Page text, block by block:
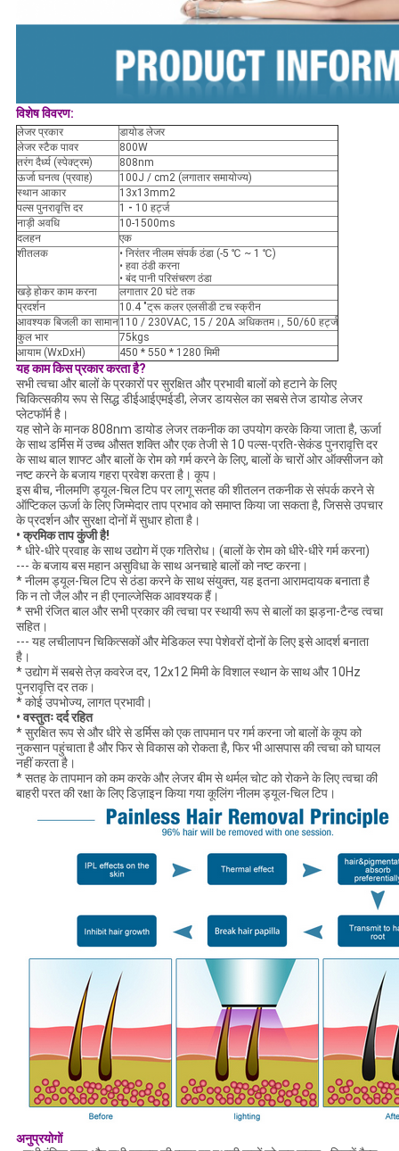
विशेष विवरण:
लेजर प्रकार
डायोड लेजर
लेजर स्टैक पावर
800W
तरंग दैर्ध्य (स्पेक्ट्रम)
808nm
ऊर्जा घनत्व (प्रवाह)
100J / cm2 (लगातार समायोज्य)
स्थान आकार
13x13mm2
पल्स पुनरावृत्ति दर
1 - 10 हर्ट्ज
नाड़ी अवधि
10-1500ms
दलहन
एक
शीतलक
• निरंतर नीलम संपर्क ठंडा (-5 ℃ ~ 1 ℃)
• हवा ठंडी करना
• बंद पानी परिसंचरण ठंडा
खड़े होकर काम करना
लगातार 20 घंटे तक
प्रदर्शन
10.4 "ट्रू कलर एलसीडी टच स्क्रीन
आवश्यक बिजली का सामान110 / 230VAC, 15 / 20A अधिकतम।, 50/60 हर्ट्ज
कुल भार
75kgs
आयाम (WxDxH)
450 * 550 * 1280 मिमी
यह काम किस प्रकार करता है?
सभी त्वचा और बालों के प्रकारों पर सुरक्षित और प्रभावी बालों को हटाने के लिए
चिकित्सकीय रूप से सिद्ध डीईआईएमईडी, लेजर डायसेल का सबसे तेज डायोड लेजर
प्लेटफॉर्म है।
यह सोने के मानक 808nm डायोड लेजर तकनीक का उपयोग करके किया जाता है, ऊर्जा
के साथ डर्मिस में उच्च औसत शक्ति और एक तेजी से 10 पल्स-प्रति-सेकंड पुनरावृत्ति दर
के साथ बाल शाफ्ट और बालों के रोम को गर्म करने के लिए, बालों के चारों ओर ऑक्सीजन को
नष्ट करने के बजाय गहरा प्रवेश करता है। कूप।
इस बीच, नीलमणि ड्यूल-चिल टिप पर लागू सतह की शीतलन तकनीक से संपर्क करने से
ऑप्टिकल ऊर्जा के लिए जिम्मेदार ताप प्रभाव को समाप्त किया जा सकता है, जिससे उपचार
के प्रदर्शन और सुरक्षा दोनों में सुधार होता है।
• क्रमिक ताप कुंजी है!
* धीरे-धीरे प्रवाह के साथ उद्योग में एक गतिरोध। (बालों के रोम को धीरे-धीरे गर्म करना)
--- के बजाय बस महान असुविधा के साथ अनचाहे बालों को नष्ट करना।
* नीलम ड्यूल-चिल टिप से ठंडा करने के साथ संयुक्त, यह इतना आरामदायक बनाता है
कि न तो जैल और न ही एनाल्जेसिक आवश्यक हैं।
* सभी रंजित बाल और सभी प्रकार की त्वचा पर स्थायी रूप से बालों का झड़ना-टैन्ड त्वचा
सहित।
--- यह लचीलापन चिकित्सकों और मेडिकल स्पा पेशेवरों दोनों के लिए इसे आदर्श बनाता
है।
* उद्योग में सबसे तेज़ कवरेज दर, 12x12 मिमी के विशाल स्थान के साथ और 10Hz
पुनरावृत्ति दर तक।
* कोई उपभोज्य, लागत प्रभावी।
• वस्तुतः दर्द रहित
* सुरक्षित रूप से और धीरे से डर्मिस को एक तापमान पर गर्म करना जो बालों के कूप को
नुकसान पहुंचाता है और फिर से विकास को रोकता है, फिर भी आसपास की त्वचा को घायल
नहीं करता है।
* सतह के तापमान को कम करके और लेजर बीम से थर्मल चोट को रोकने के लिए त्वचा की
बाहरी परत की रक्षा के लिए डिज़ाइन किया गया कूलिंग नीलम ड्यूल-चिल टिप।
अनुप्रयोगों